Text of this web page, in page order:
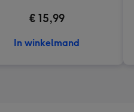
€ 15,99
In winkelmand